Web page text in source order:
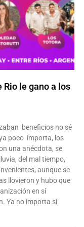
Rio le gano a los
beneficios no sé
poco importa, los
una anécdota, se
del mal tiempo,
aunque se
llovieron y hubo que
en sí
Ya no importa si